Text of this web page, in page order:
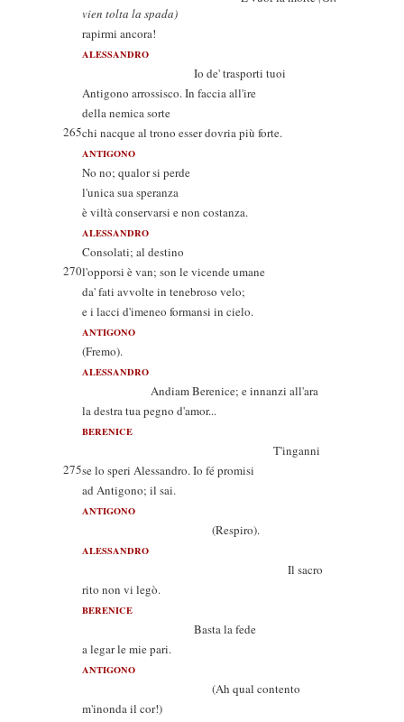
vien tolta la spada)
rapirmi ancora!
ALESSANDRO
Io de' trasporti tuoi
Antigono arrossisco. In faccia all'ire
della nemica sorte
265chi nacque al trono esser dovria più forte.
ANTIGONO
No no; qualor si perde
l'unica sua speranza
è viltà conservarsi e non costanza.
ALESSANDRO
Consolati; al destino
270l'opporsi è van; son le vicende umane
da' fati avvolte in tenebroso velo;
e i lacci d'imeneo formansi in cielo.
ANTIGONO
(Fremo).
ALESSANDRO
Andiam Berenice; e innanzi all'ara
la destra tua pegno d'amor...
BERENICE
T'inganni
275se lo speri Alessandro. Io fé promisi
ad Antigono; il sai.
ANTIGONO
(Respiro).
ALESSANDRO
Il sacro
rito non vi legò.
BERENICE
Basta la fede
a legar le mie pari.
ANTIGONO
(Ah qual contento
m'inonda il cor!)